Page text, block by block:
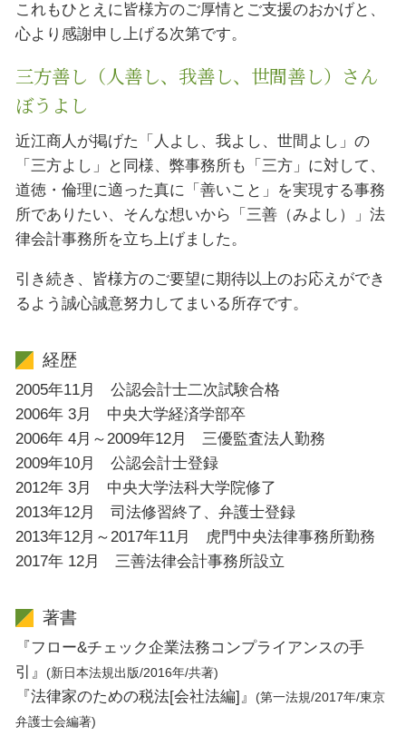
これもひとえに皆様方のご厚情とご支援のおかげと、
心より感謝申し上げる次第です。
三方善し（人善し、我善し、世間善し）さん
ぼうよし
近江商人が掲げた「人よし、我よし、世間よし」の
「三方よし」と同様、弊事務所も「三方」に対して、
道徳・倫理に適った真に「善いこと」を実現する事務
所でありたい、そんな想いから「三善（みよし）」法
律会計事務所を立ち上げました。
引き続き、皆様方のご要望に期待以上のお応えができ
るよう誠心誠意努力してまいる所存です。
経歴
2005年11月 公認会計士二次試験合格
2006年 3月 中央大学経済学部卒
2006年 4月～2009年12月 三優監査法人勤務
2009年10月 公認会計士登録
2012年 3月 中央大学法科大学院修了
2013年12月 司法修習終了、弁護士登録
2013年12月～2017年11月 虎門中央法律事務所勤務
2017年 12月 三善法律会計事務所設立
著書
『フロー&チェック企業法務コンプライアンスの手
引』
(新日本法規出版/2016年/共著)
『法律家のための税法[会社法編]』
(第一法規/2017年/東京
弁護士会編著)